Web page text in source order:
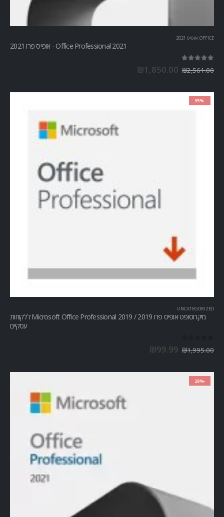
OFFICE
, אופיס 2021
Office Professional 2021 - אופיס פרו 2021
₪2,561.00
₪1,850.00
-95%
UNCATEGORIZED
מיקרוסופט אופיס פרו Microsoft Office Professional 2019 / 2019 ללקוחות
עסקיים
₪1,995.00
₪99.99
-28%